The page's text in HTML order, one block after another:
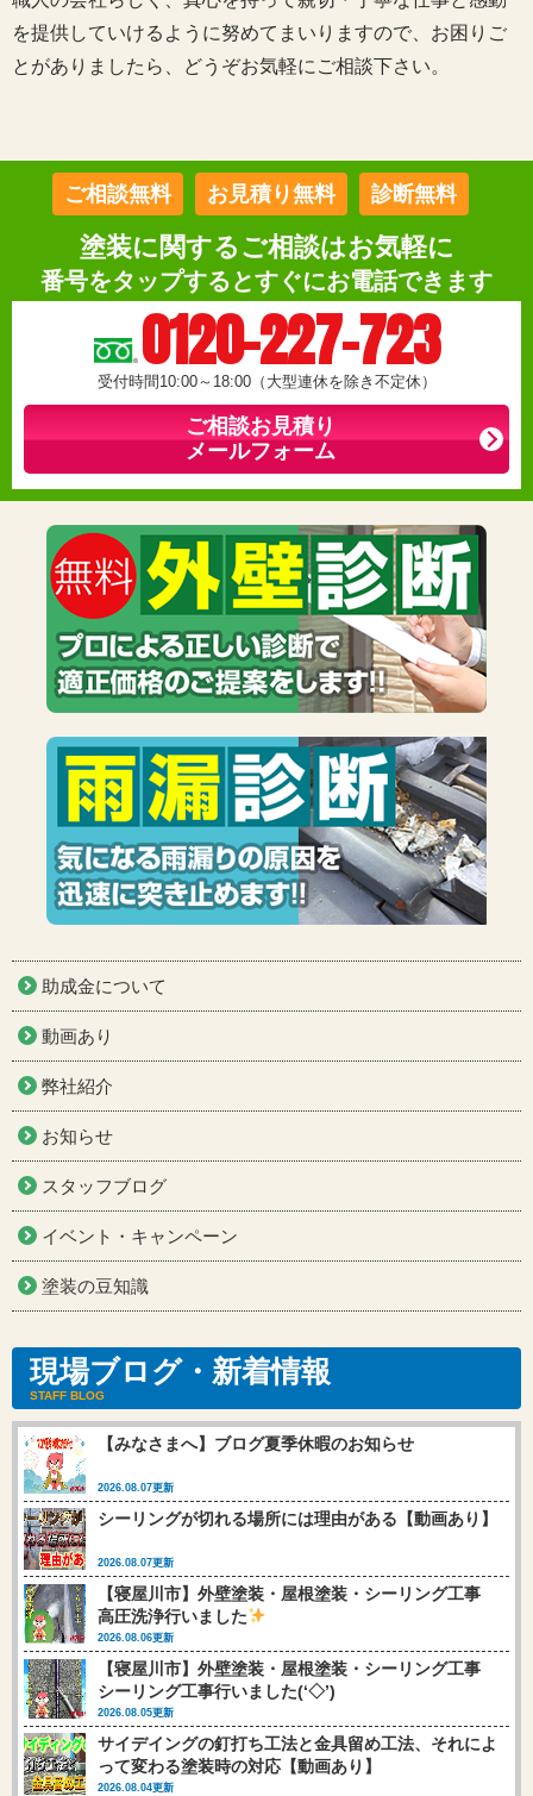
を提供していけるように努めてまいりますので、お困りご
とがありましたら、どうぞお気軽にご相談下さい。
ご相談無料 お見積り無料 診断無料
塗装に関するご相談はお気軽に
番号をタップするとすぐにお電話できます
0120-227-723
受付時間10:00～18:00（大型連休を除き不定休）
ご相談お見積り
メールフォーム
助成金について
動画あり
弊社紹介
お知らせ
スタッフブログ
イベント・キャンペーン
塗装の豆知識
現場ブログ・新着情報
STAFF BLOG
【みなさまへ】ブログ夏季休暇のお知らせ
2026.08.07更新
シーリングが切れる場所には理由がある【動画あり】
2026.08.07更新
【寝屋川市】外壁塗装・屋根塗装・シーリング工事
高圧洗浄行いました
2026.08.06更新
【寝屋川市】外壁塗装・屋根塗装・シーリング工事
シーリング工事行いました(‘◇’)ゞ
2026.08.05更新
サイデイングの釘打ち工法と金具留め工法、それによ
って変わる塗装時の対応【動画あり】
2026.08.04更新